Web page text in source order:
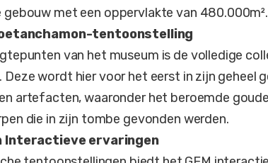
gebouw met een oppervlakte van 480.000m².
tentoonstelling
van het museum is de volledige
Deze wordt hier voor het eerst in zijn geheel
artefacten, waaronder het beroemde
die in zijn tombe gevonden werden.
Interactieve ervaringen